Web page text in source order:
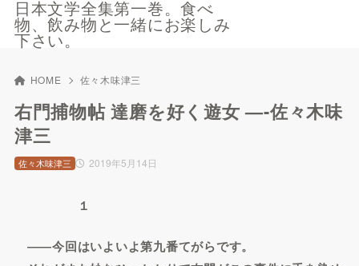
日本文学全集第一巻。食べ
物、飲み物と一緒にお楽しみ
下さい。
HOME 佐々木味津三
右門捕物帖 達磨を好く遊女 —-佐々木味
津三
2019年5月14日
佐々木味津三
１
――今回はいよいよ第九番てがらです。